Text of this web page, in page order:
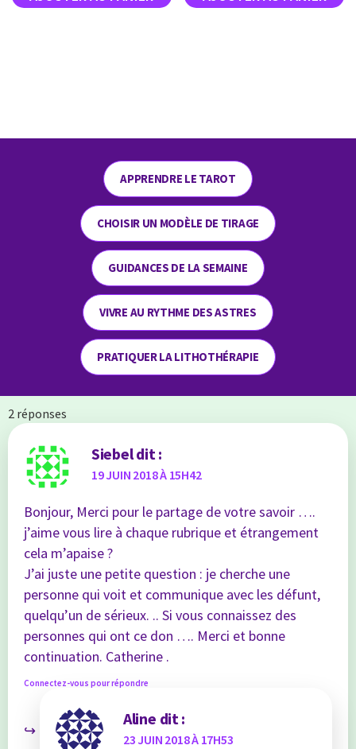
APPRENDRE LE TAROT
CHOISIR UN MODÈLE DE TIRAGE
GUIDANCES DE LA SEMAINE
VIVRE AU RYTHME DES ASTRES
PRATIQUER LA LITHOTHÉRAPIE
2 réponses
Siebeldit :
19 JUIN 2018 À 15H42
Bonjour, Merci pour le partage de votre savoir ….
j’aime vous lire à chaque rubrique et étrangement
cela m’apaise ?
J’ai juste une petite question : je cherche une
personne qui voit et communique avec les défunt,
quelqu’un de sérieux. .. Si vous connaissez des
personnes qui ont ce don …. Merci et bonne
continuation. Catherine .
Connectez-vous pour répondre
Aline dit :
23 JUIN 2018 À 17H53